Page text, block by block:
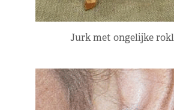
Jurk met ongelijke